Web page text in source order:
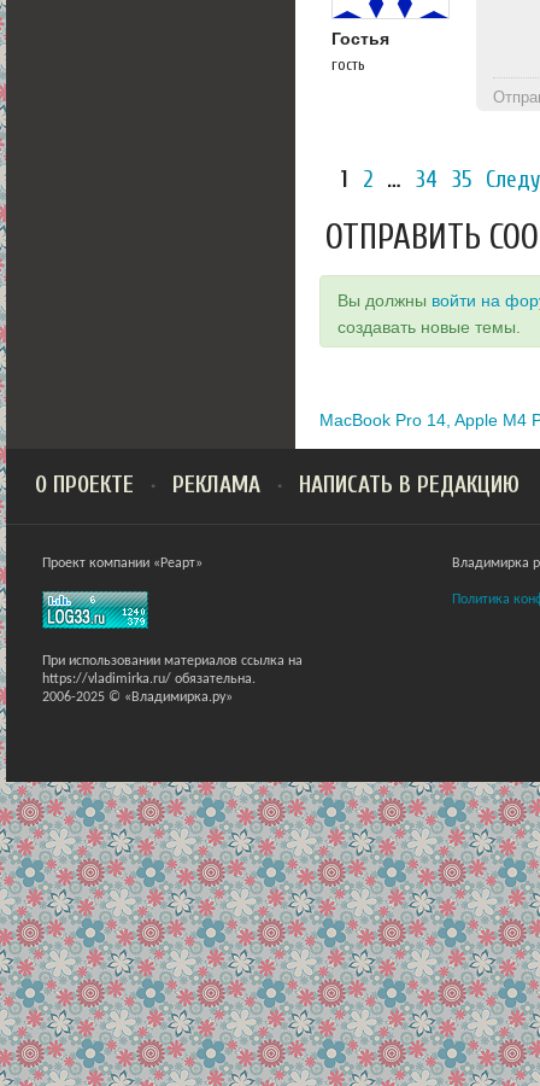
Гостья
гость
1 2 … 34 35
ОТПРАВИТЬ
Вы должны войти на
создавать новые темы.
MacBook Pro 14, Apple M4
О ПРОЕКТЕ РЕКЛАМА НАПИСАТЬ В РЕДАКЦИЮ
Проект компании «Реарт»
При использовании материалов ссылка на
https://vladimirka.ru/ обязательна.
2006-2025 © «Владимирка.ру»
Владимирка
Политика